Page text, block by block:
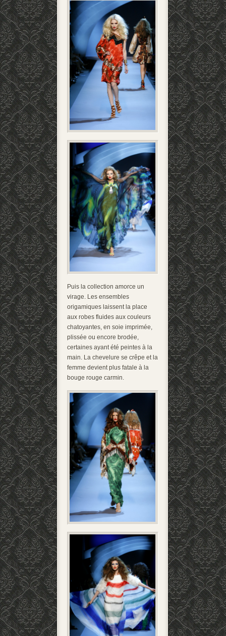
Puis la collection amorce un
virage. Les ensembles
origamiques laissent la place
aux robes fluides aux couleurs
chatoyantes, en soie imprimée,
plissée ou encore brodée,
certaines ayant été peintes à la
main. La chevelure se crêpe et la
femme devient plus fatale à la
bouge rouge carmin.